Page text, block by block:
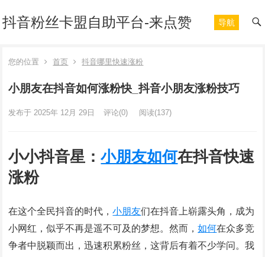
抖音粉丝卡盟自助平台-来点赞 导航
您的位置 首页 抖音哪里快速涨粉
小朋友在抖音如何涨粉快_抖音小朋友涨粉技巧
发布于 2025年 12月 29日 评论(0) 阅读(137)
小小抖音星：小朋友如何在抖音快速
涨粉
在这个全民抖音的时代，小朋友们在抖音上崭露头角，成为
小网红，似乎不再是遥不可及的梦想。然而，如何在众多竞
争者中脱颖而出，迅速积累粉丝，这背后有着不少学问。我